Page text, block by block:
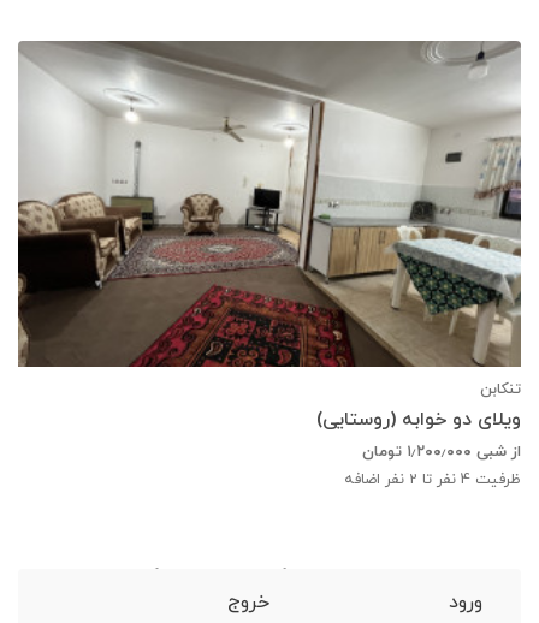
تنکابن
ویلای دو خوابه (روستایی)
از شبی ۱٫۲۰۰٫۰۰۰ تومان
ظرفیت 4 نفر تا 2 نفر اضافه
ورود
خروج